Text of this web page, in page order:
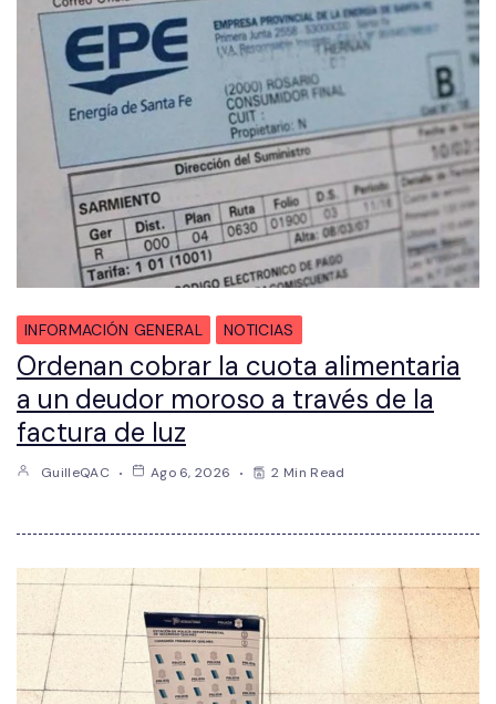
INFORMACIÓN GENERAL NOTICIAS
Ordenan cobrar la cuota alimentaria
a un deudor moroso a través de la
factura de luz
GuilleQAC Ago 6, 2026 2 Min Read